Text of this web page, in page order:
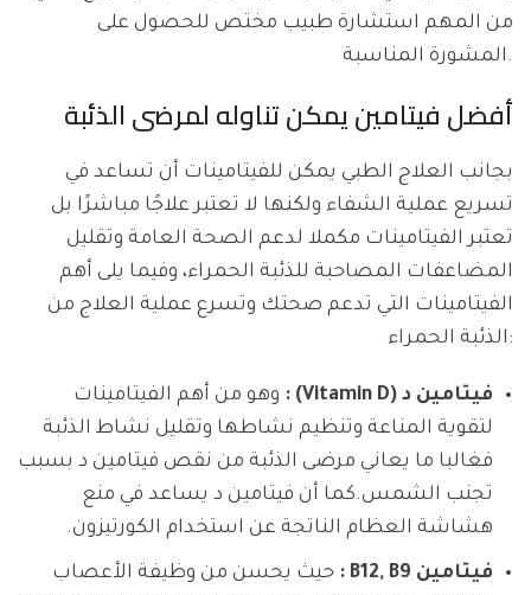
من المهم استشارة طبيب مختص للحصول على
المشورة المناسبة.
أفضل فيتامين يمكن تناوله لمرضى الذئبة
بجانب العلاج الطبي يمكن للفيتامينات أن تساعد في
تسريع عملية الشفاء ولكنها لا تعتبر علاجًا مباشرًا بل
تعتبر الفيتامينات مكملا لدعم الصحة العامة وتقليل
المضاعفات المصاحبة للذئبة الحمراء، وفيما يلى أهم
الفيتامينات التي تدعم صحتك وتسرع عملية العلاج من
الذئبة الحمراء:
فيتامين د (Vitamin D) :
وهو من أهم الفيتامينات
لتقوية المناعة وتنظيم نشاطها وتقليل نشاط الذئبة
فغالبا ما يعاني مرضى الذئبة من نقص فيتامين د بسبب
تجنب الشمس.كما أن فيتامين د يساعد في منع
هشاشة العظام الناتجة عن استخدام الكورتيزون.
فيتامين B12, B9 :
حيث يحسن من وظيفة الأعصاب